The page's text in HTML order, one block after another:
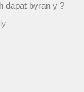
dapat byran y ?